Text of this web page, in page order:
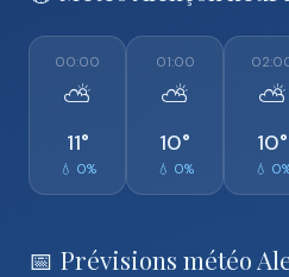
00:00
⛅
11°
💧 0%
01:00
⛅
10°
💧 0%
⛅
10°
💧
📅 Prévisions météo